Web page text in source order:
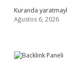
Kuranda
Ağustos 6, 2026